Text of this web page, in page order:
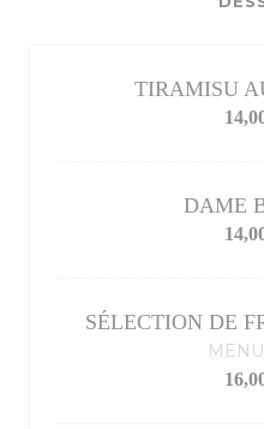
TIRAMISU
DAME
SÉLECTION DE